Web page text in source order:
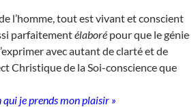
l’homme, tout est vivant et conscient
parfaitementélaboré pour que le génie
avec autant de clarté et de
Christique de la Soi-conscience que
qui je prends mon plaisir »